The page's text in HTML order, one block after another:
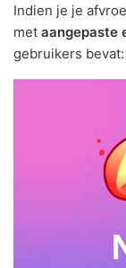
Indien je je
met aangepaste
gebruikers